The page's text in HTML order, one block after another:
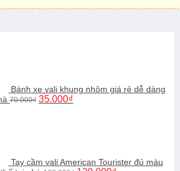
Bánh xe vali khung nhôm giá rẻ dễ dàng
70.000₫ Giá
35.000₫
Tay cầm vali American Tourister đủ màu